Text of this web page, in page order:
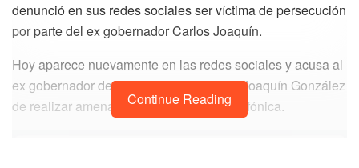
denunció en sus redes sociales ser víctima de persecución
por parte del ex gobernador Carlos Joaquín.
Hoy aparece nuevamente en las redes sociales y acusa al
ex gobernador de Quintana Roo, Carlos Joaquín González
de realizar amenazas a su familia vía telefónica.
Continue Reading